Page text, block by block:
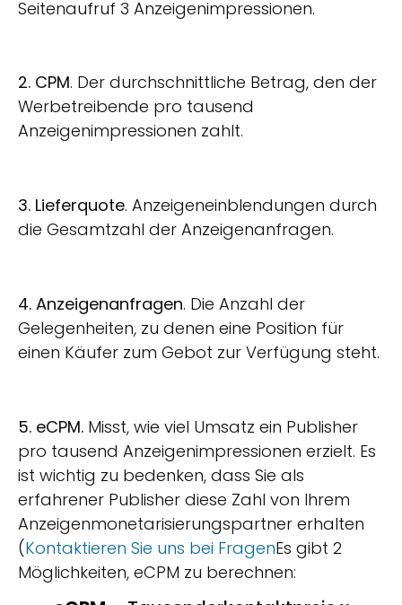
Seitenaufruf 3 Anzeigenimpressionen.
2. CPM. Der durchschnittliche Betrag, den der
Werbetreibende pro tausend
Anzeigenimpressionen zahlt.
3. Lieferquote. Anzeigeneinblendungen durch
die Gesamtzahl der Anzeigenanfragen.
4. Anzeigenanfragen. Die Anzahl der
Gelegenheiten, zu denen eine Position für
einen Käufer zum Gebot zur Verfügung steht.
5. eCPM. Misst, wie viel Umsatz ein Publisher
pro tausend Anzeigenimpressionen erzielt. Es
ist wichtig zu bedenken, dass Sie als
erfahrener Publisher diese Zahl von Ihrem
Anzeigenmonetarisierungspartner erhalten
(Kontaktieren Sie uns bei FragenEs gibt 2
Möglichkeiten, eCPM zu berechnen: